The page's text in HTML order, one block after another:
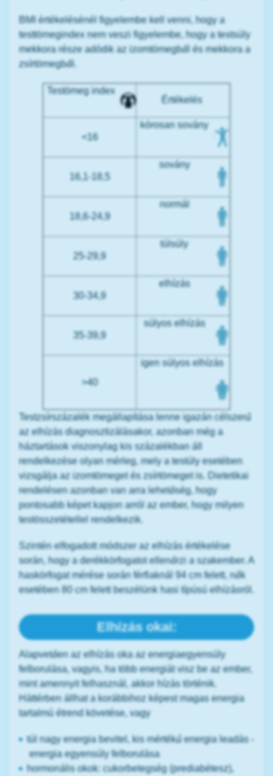
BMI értékelésénél figyelembe kell venni, hogy a
testtömegindex nem veszi figyelembe, hogy a testsúly
mekkora része adódik az izomtömegből és mekkora a
zsírtömegből.
Testömeg index
Értékelés
<16
kórosan sovány
16,1-18,5
sovány
18,6-24,9
normál
25-29,9
túlsúly
30-34,9
elhízás
35-39,9
súlyos elhízás
>40
igen súlyos elhízás
Testzsírszázalék megállapítása lenne igazán célszerű
az elhízás diagnosztizálásakor, azonban még a
háztartások viszonylag kis százalékban áll
rendelkezése olyan mérleg, mely a testúly esetében
vizsgálja az izomtömeget és zsírtömeget is. Dietetikai
rendelésen azonban van arra lehetőség, hogy
pontosabb képet kapjon arról az ember, hogy milyen
testösszetétellel rendelkezik.
Szintén elfogadott módszer az elhízás értékelése
során, hogy a derékkörfogatot ellenőrzi a szakember. A
haskörfogat mérése során férfiaknál 94 cm felett, nők
esetében 80 cm felett beszélünk hasi típúsú elhízásról.
Elhízás okai:
Alapvetően az elhízás oka az energiaegyensúly
felborulása, vagyis, ha több energiát visz be az ember,
mint amennyit felhasznál, akkor hízás történik.
Háttérben állhat a korábbihoz képest magas energia
tartalmú étrend követése, vagy
túl nagy energia bevitel, kis mértékű energia leadás -
energia egyensúly felborulása
hormonális okok: cukorbetegség (prediabétesz),